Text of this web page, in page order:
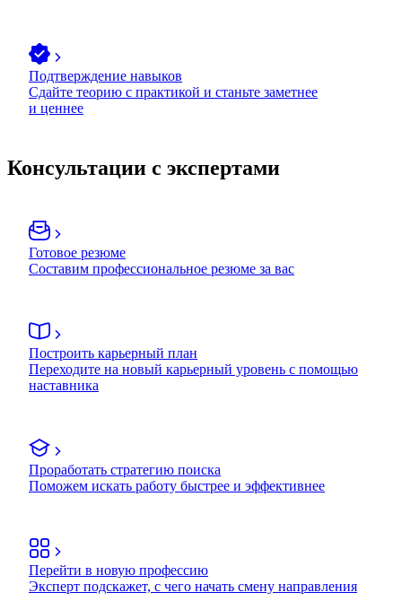
Подтверждение навыков
Сдайте теорию с практикой и станьте заметнее
и ценнее
Консультации с экспертами
Готовое резюме
Составим профессиональное резюме за вас
Построить карьерный план
Переходите на новый карьерный уровень с помощью
наставника
Проработать стратегию поиска
Поможем искать работу быстрее и эффективнее
Перейти в новую профессию
Эксперт подскажет, с чего начать смену направления